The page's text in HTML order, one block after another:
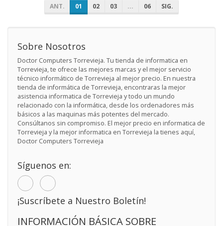
ANT. 01 02 03 ... 06 SIG.
Sobre Nosotros
Doctor Computers Torrevieja. Tu tienda de informatica en
Torrevieja, te ofrece las mejores marcas y el mejor servicio
técnico informático de Torrevieja al mejor precio. En nuestra
tienda de informática de Torrevieja, encontraras la mejor
asistencia informatica de Torrevieja y todo un mundo
relacionado con la informática, desde los ordenadores más
básicos a las maquinas más potentes del mercado.
Consúltanos sin compromiso. El mejor precio en informatica de
Torrevieja y la mejor informatica en Torrevieja la tienes aquí,
Doctor Computers Torrevieja
Síguenos en:
¡Suscríbete a Nuestro Boletín!
INFORMACIÓN BÁSICA SOBRE